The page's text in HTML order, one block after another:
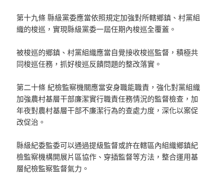
第十九條 縣級黨委應當依照規定加強對所轄鄉鎮、村黨組
織的梭巡，實現縣級黨委一屆任期內梭巡全覆蓋。
被梭巡的鄉鎮、村黨組織應當自覺接收梭巡監督，積極共
同梭巡任務，抓好梭巡反饋問題的整改落實。
第二十條 紀檢監察機關應當安身職能職責，強化對黨組織
加強農村基層干部廉潔實行職責任務情況的監督檢查，加
年夜對農村基層干部不廉潔行為的查處力度，深化以案促
改促治。
縣級紀委監委可以通過提級監督或許在轄區內組織鄉鎮紀
檢監察機構開展片區協作、穿插監督等方法，整合運用基
層紀檢監察監督氣力。